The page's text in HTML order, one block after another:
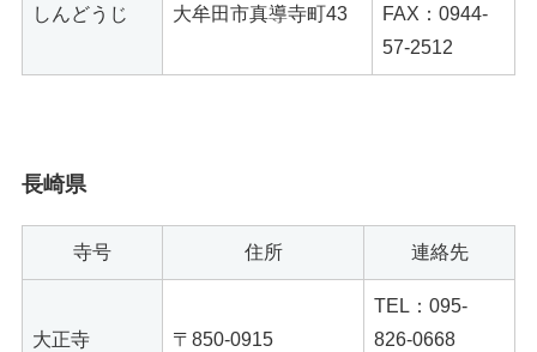
しんどうじ
大牟田市真導寺町43
FAX：0944-
57-2512
長崎県
寺号 住所 連絡先
大正寺
〒850-0915
TEL：095-
826-0668